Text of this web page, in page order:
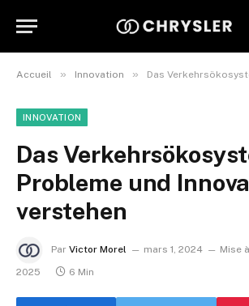
Accueil » Innovation » Das Verkehrsökosystem:
INNOVATION
Das
Probleme und
verstehen
Par Victor Morel mars 1, 2024 Mise
2025
6 Min